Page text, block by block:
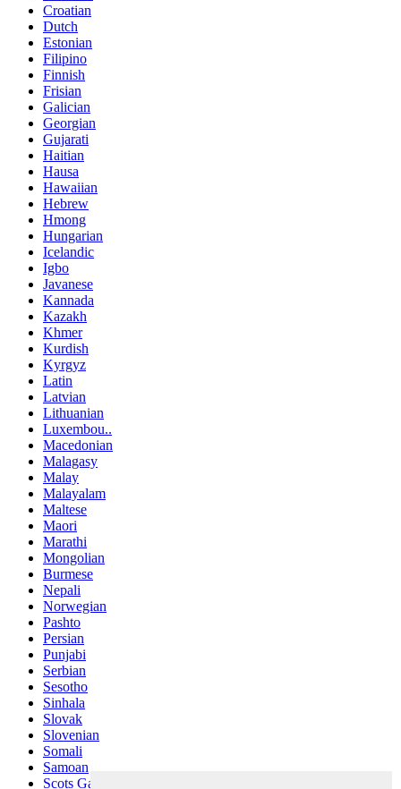
Croatian
Dutch
Estonian
Filipino
Finnish
Frisian
Galician
Georgian
Gujarati
Haitian
Hausa
Hawaiian
Hebrew
Hmong
Hungarian
Icelandic
Igbo
Javanese
Kannada
Kazakh
Khmer
Kurdish
Kyrgyz
Latin
Latvian
Lithuanian
Luxembou..
Macedonian
Malagasy
Malay
Malayalam
Maltese
Maori
Marathi
Mongolian
Burmese
Nepali
Norwegian
Pashto
Persian
Punjabi
Serbian
Sesotho
Sinhala
Slovak
Slovenian
Somali
Samoan
Scots Gaelic